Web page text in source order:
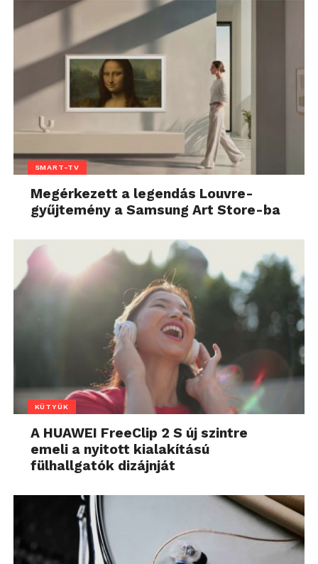
SMART-TV
Megérkezett a legendás Louvre-
gyűjtemény a Samsung Art Store-ba
KÜTYÜK
A HUAWEI FreeClip 2 S új szintre
emeli a nyitott kialakítású
fülhallgatók dizájnját